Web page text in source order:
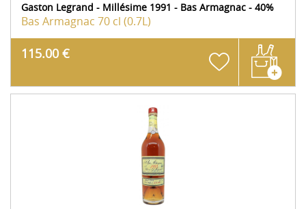
Gaston Legrand - Millésime 1991 - Bas Armagnac - 40%
Bas Armagnac 70 cl (0.7L)
115.00 €